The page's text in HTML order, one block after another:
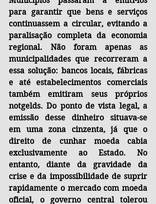
para garantir que bens e serviços
continuassem a circular, evitando a
paralisação completa da economia
regional. Não foram apenas as
municipalidades que recorreram a
essa solução: bancos locais, fábricas
e até estabelecimentos comerciais
também emitiram seus próprios
notgelds. Do ponto de vista legal, a
emissão desse dinheiro situava-se
em uma zona cinzenta, já que o
direito de cunhar moeda cabia
exclusivamente ao Estado. No
entanto, diante da gravidade da
crise e da impossibilidade de suprir
rapidamente o mercado com moeda
oficial, o governo central tolerou